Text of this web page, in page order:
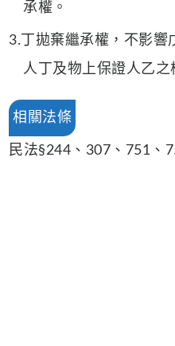
承權。
3.丁拋棄繼承權，不影響
人丁及物上保證人乙之
相關法條
民法§244、307、751、